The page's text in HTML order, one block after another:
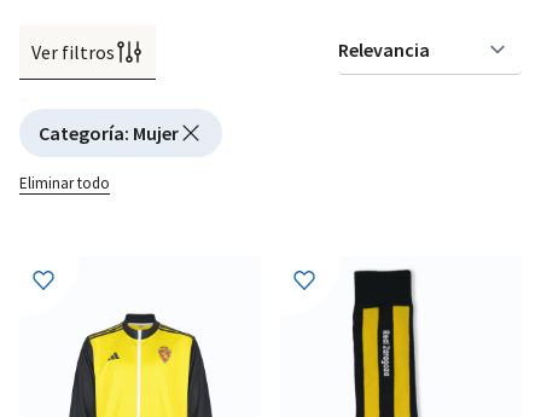
Ver filtros
Active filtering
Categoría: Mujer
Eliminar todo